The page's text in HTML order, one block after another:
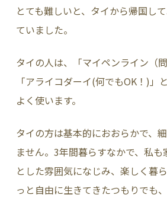
とても難しいと、タイから帰国し
ていました。
タイの人は、「マイペンライン（
「アライコダーイ(何でもOK！)」
よく使います。
タイの方は基本的におおらかで、
ません。3年間暮らすなかで、私も
とした雰囲気になじみ、楽しく暮
っと自由に生きてきたつもりでも